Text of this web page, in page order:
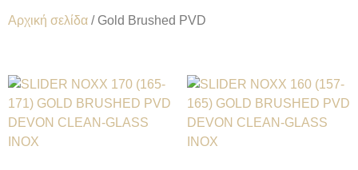
Αρχική σελίδα / Gold Brushed PVD